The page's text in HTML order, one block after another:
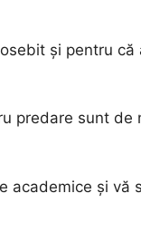
și pentru
predare sunt de
academice și vă